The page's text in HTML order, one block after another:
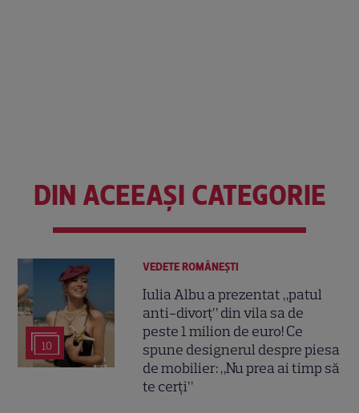
DIN ACEEAȘI CATEGORIE
10
VEDETE ROMÂNEŞTI
Iulia Albu a prezentat „patul
anti-divorț” din vila sa de
peste 1 milion de euro! Ce
spune designerul despre piesa
de mobilier: „Nu prea ai timp să
te cerți”